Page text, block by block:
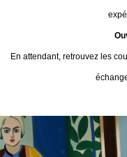
En attendant, retrouvez les